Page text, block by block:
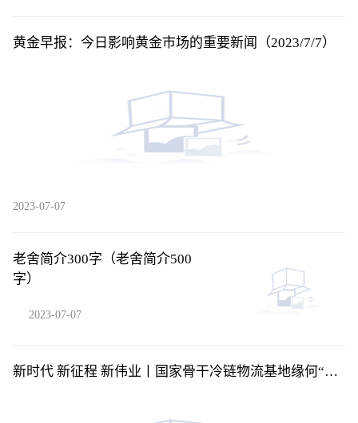
黄金早报：今日影响黄金市场的重要新闻（2023/7/7）
2023-07-07
老舍简介300字（老舍简介500
字）
2023-07-07
新时代 新征程 新伟业丨国家骨干冷链物流基地缘何“相